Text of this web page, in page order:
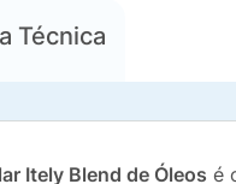
Técnica
Itely Blend de Óleos é